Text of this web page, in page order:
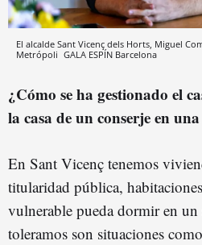
El alcalde Sant Vicenç dels Horts, Miguel
Metrópoli GALA ESPÍN Barcelona
¿Cómo se ha gestionado el
la casa de un conserje en
En Sant Vicenç tenemos
titularidad pública,
vulnerable pueda dormir en
toleramos son situaciones